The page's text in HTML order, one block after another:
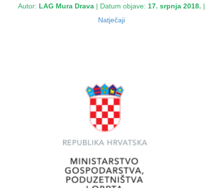
Autor: LAG Mura Drava | Datum objave: 17. srpnja 2018. |
Natječaji